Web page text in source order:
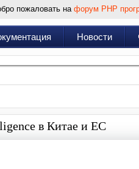
пожаловать нафорум PHP
Новости
в Китае и ЕС